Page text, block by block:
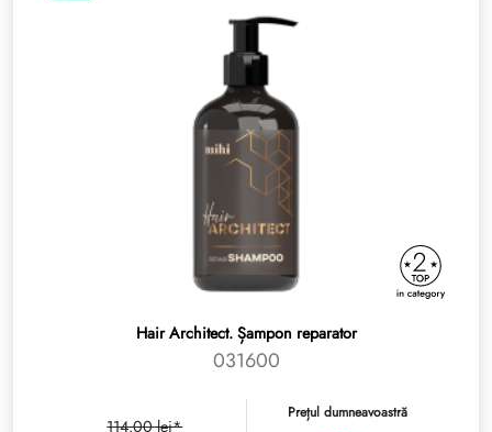
Hair Architect. Șampon reparator
031600
114.00 lei*
Prețul dumneavoastră